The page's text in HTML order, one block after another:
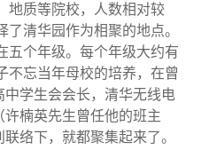
地质等院校，人数相对较
清华园作为相聚的地点。
五个年级。每个年级大约有
不忘当年母校的培养，在曾
中学生会会长，清华无线电
许楠英先生曾任他的班主
联络下，就都聚集起来了。